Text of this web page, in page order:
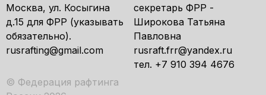
Москва, ул. Косыгина
д.15 для ФРР (указывать
обязательно).
rusrafting@gmail.com
© Федерация рафтинга
секретарь ФРР -
Широкова Татьяна
Павловна
rusraft.frr@yandex.ru
тел. +7 910 394 4676